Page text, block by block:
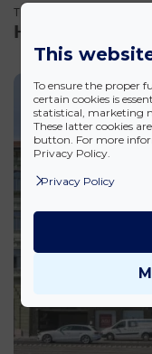
TEKINTSE MEG
Hasonló
This
To ensure the proper
certain cookies is
statistical, marketing
These latter cookies
button. For more
Privacy Policy.
Privacy Policy